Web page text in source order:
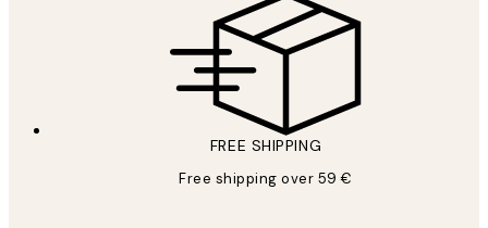
FREE SHIPPING
Free shipping over 59 €